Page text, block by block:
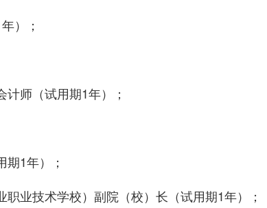
）；
师（试用期1年）；
1年）；
业技术学校）副院（校）长（试用期1年）；